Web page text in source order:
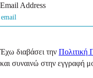
Email Address
Έχω διαβάσει την Πολιτική
και συναινώ στην εγγραφή